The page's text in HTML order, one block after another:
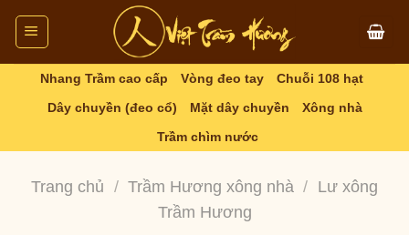
Skip
content
Nhang Trầm cao cấp Vòng đeo tay
Chuỗi 108 hạt
Dây chuyền (đeo cổ)
Mặt dây chuyền
Xông nhà
Trầm chìm nước
Trang chủ / Trầm Hương xông nhà / Lư xông
Trầm Hương